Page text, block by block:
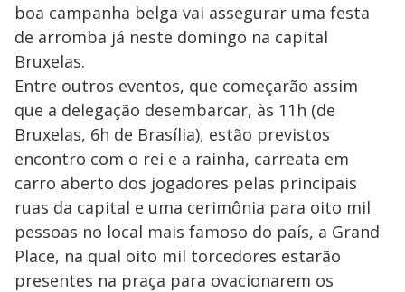
boa campanha belga vai assegurar uma festa
de arromba já neste domingo na capital
Bruxelas.
Entre outros eventos, que começarão assim
que a delegação desembarcar, às 11h (de
Bruxelas, 6h de Brasília), estão previstos
encontro com o rei e a rainha, carreata em
carro aberto dos jogadores pelas principais
ruas da capital e uma cerimônia para oito mil
pessoas no local mais famoso do país, a Grand
Place, na qual oito mil torcedores estarão
presentes na praça para ovacionarem os